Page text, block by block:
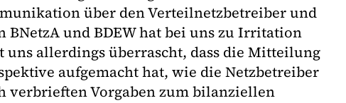
über den Verteilnetzbetreiber und
BNetzA und BDEW hat bei uns zu Irritation
uns allerdings überrascht, dass die Mitteilung
aufgemacht hat, wie die Netzbetreiber
verbrieften Vorgaben zum bilanziellen